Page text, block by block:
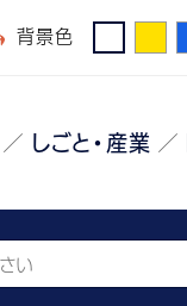
背景色
しごと・産業